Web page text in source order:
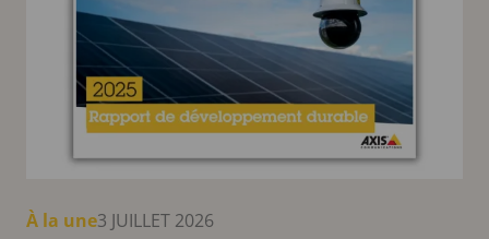
À la une3 JUILLET 2026